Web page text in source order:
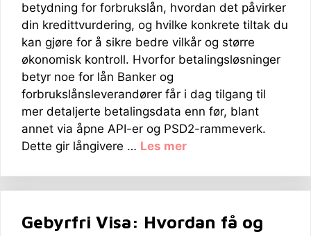
betydning for forbrukslån, hvordan det påvirker
din kredittvurdering, og hvilke konkrete tiltak du
kan gjøre for å sikre bedre vilkår og større
økonomisk kontroll. Hvorfor betalingsløsninger
betyr noe for lån Banker og
forbrukslånsleverandører får i dag tilgang til
mer detaljerte betalingsdata enn før, blant
annet via åpne API-er og PSD2-rammeverk.
Dette gir långivere … Les mer
Gebyrfri Visa: Hvordan få og